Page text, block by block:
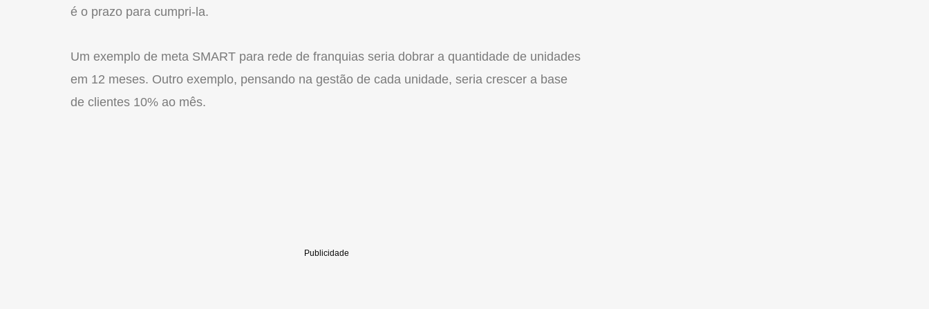
é o prazo para cumpri-la.
Um exemplo de meta SMART para rede de franquias seria dobrar a quantidade de unidades
em 12 meses. Outro exemplo, pensando na gestão de cada unidade, seria crescer a base
de clientes 10% ao mês.